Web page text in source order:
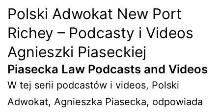
Polski Adwokat New Port
Richey – Podcasty i Videos
Agnieszki Piaseckiej
Piasecka Law Podcasts and Videos
W tej serii podcastów i videos, Polski
Adwokat, Agnieszka Piasecka, odpowiada